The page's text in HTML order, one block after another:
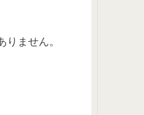
ません。